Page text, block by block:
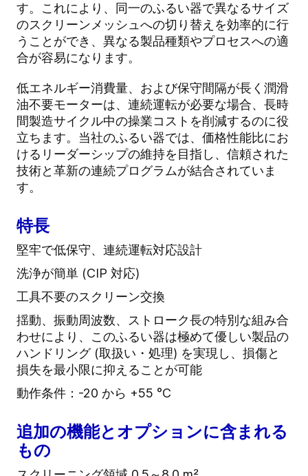
す。これにより、同一のふるい器で異なるサイズ
のスクリーンメッシュへの切り替えを効率的に行
うことができ、異なる製品種類やプロセスへの適
合が容易になります。
低エネルギー消費量、および保守間隔が長く潤滑
油不要モーターは、連続運転が必要な場合、長時
間製造サイクル中の操業コストを削減するのに役
立ちます。当社のふるい器では、価格性能比にお
けるリーダーシップの維持を目指し、信頼された
技術と革新の連続プログラムが結合されていま
す。
特長
堅牢で低保守、連続運転対応設計
洗浄が簡単 (CIP 対応)
工具不要のスクリーン交換
揺動、振動周波数、ストローク長の特別な組み合
わせにより、このふるい器は極めて優しい製品の
ハンドリング (取扱い・処理) を実現し、損傷と
損失を最小限に抑えることが可能
動作条件：-20 から +55 °C
追加の機能とオプションに含まれる
もの